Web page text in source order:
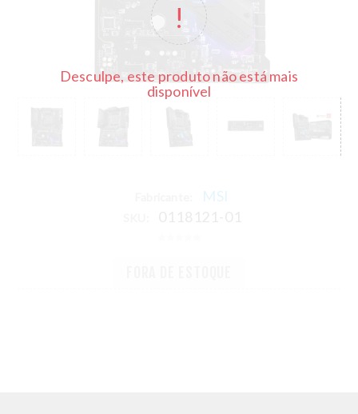
Desculpe, este produto não está mais
disponível
MSI